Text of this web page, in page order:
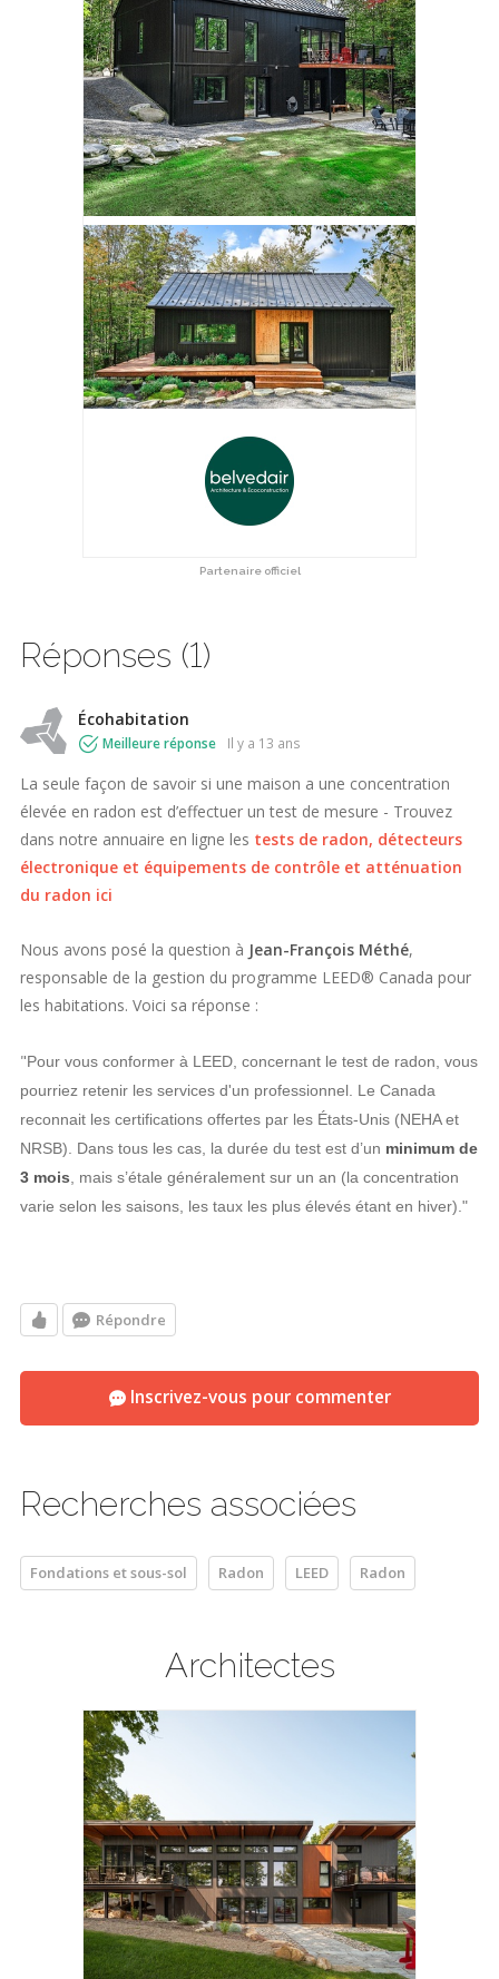
Partenaire officiel
Réponses (1)
Écohabitation
Meilleure réponse il y a 13 ans
La seule façon de savoir si une maison a une concentration
élevée en radon est d’effectuer un test de mesure - Trouvez
dans notre annuaire en ligne les tests de radon, détecteurs
électronique et équipements de contrôle et atténuation
du radon ici
Nous avons posé la question à Jean-François Méthé,
responsable de la gestion du programme LEED® Canada pour
les habitations. Voici sa réponse :
"Pour vous conformer à LEED, concernant le test de radon, vous
pourriez retenir les services d'un professionnel. Le Canada
reconnait les certifications offertes par les États-Unis (NEHA et
NRSB). Dans tous les cas, la durée du test est d’un minimum de
3 mois , mais s’étale généralement sur un an (la concentration
varie selon les saisons, les taux les plus élevés étant en hiver)."
Répondre
Inscrivez-vous pour commenter
Recherches associées
Fondations et sous-sol Radon LEED Radon
Architectes